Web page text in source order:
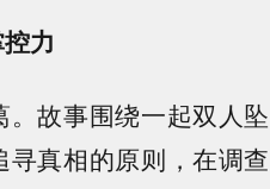
力
。故事围绕一起双人坠
真相的原则，在调查